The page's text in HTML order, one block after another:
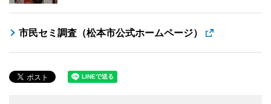
市民セミ調査（松本市公式ホームページ）